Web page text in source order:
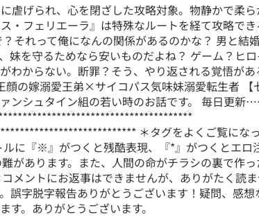
虐げられ、心を閉ざした攻略対象。物静かで柔ら
・フェリエーラ』は特殊なルートを経て攻略でき
それって俺になんの関係があるのかな？ 男と結
妹を守るためなら安いものだよね？ ゲーム？ヒロ
わからない。断罪？そう、やり返される覚悟があ
顔の嫁溺愛王弟×サイコパス気味妹溺愛転生者 【
ンシュタイン組の若い時のお話です。 毎日更新
)
＊タグをよくご覧にな
に『※』がつくと残酷表現、『*』がつくとエロ
があります。また、人間の命がチラシの裏で作っ
メントにお返事はできませんが、ありがたく読
誤字脱字報告ありがとうございます！疑問、感想
す。ありがとうございます。